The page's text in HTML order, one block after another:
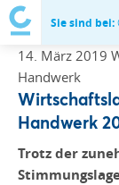
Sie sind bei:
14. März 2019
Handwerk
Handwerk
Trotz der